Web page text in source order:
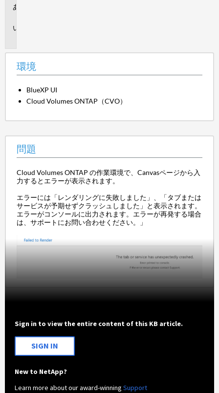
環境
BlueXP UI
Cloud Volumes ONTAP（CVO）
問題
Cloud Volumes ONTAP の作業環境で、Canvasページから入
力するとエラーが表示されます。
エラーには「レンダリングに失敗しました」、「タブまたは
サービスが予期せずクラッシュしました」と表示されます。
エラーがコンソールに出力されます。エラーが再発する場合
は、サポートにお問い合わせください。」
Sign in to view the entire content of this KB article.
SIGN IN
New to NetApp?
Learn more about our award-winningSupport